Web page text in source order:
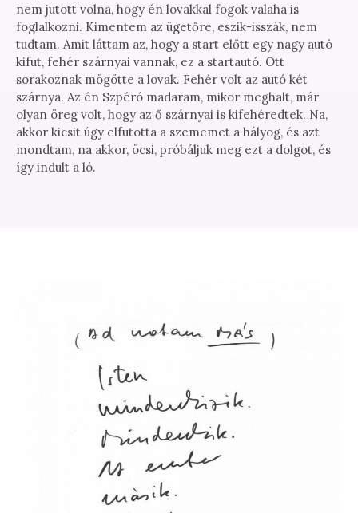
nem jutott volna, hogy én lovakkal fogok valaha is
foglalkozni. Kimentem az ügetőre, eszik-isszák, nem
tudtam. Amit láttam az, hogy a start előtt egy nagy autó
kifut, fehér szárnyai vannak, ez a startautó. Ott
sorakoznak mögötte a lovak. Fehér volt az autó két
szárnya. Az én Szpéró madaram, mikor meghalt, már
olyan öreg volt, hogy az ő szárnyai is kifehéredtek. Na,
akkor kicsit úgy elfutotta a szememet a hályog, és azt
mondtam, na akkor, öcsi, próbáljuk meg ezt a dolgot, és
így indult a ló.